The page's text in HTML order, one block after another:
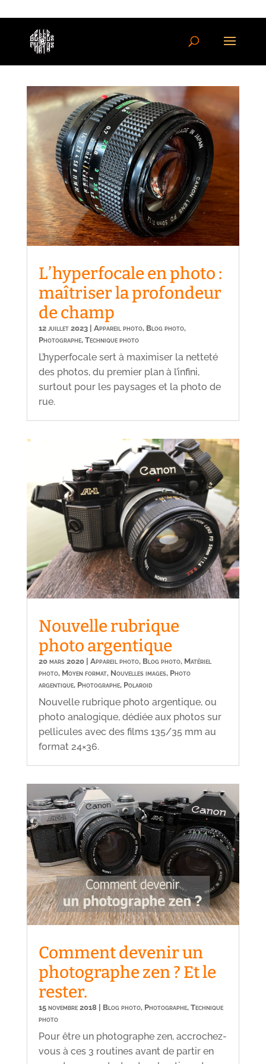
L’hyperfocale en photo :
maîtriser la profondeur
de champ
12 juillet 2023| Appareil photo, Blog photo,
Photographe, Technique photo
L’hyperfocale sert à maximiser la netteté
des photos, du premier plan à l’infini,
surtout pour les paysages et la photo de
rue.
Nouvelle rubrique
photo argentique
20 mars 2020| Appareil photo, Blog photo, Matériel
photo, Moyen format, Nouvelles images, Photo
argentique, Photographe, Polaroid
Nouvelle rubrique photo argentique, ou
photo analogique, dédiée aux photos sur
pellicules avec des films 135/35 mm au
format 24×36.
Comment devenir un
photographe zen ? Et le
rester.
15 novembre 2018| Blog photo, Photographe, Technique
photo
Pour être un photographe zen, accrochez-
vous à ces 3 routines avant de partir en